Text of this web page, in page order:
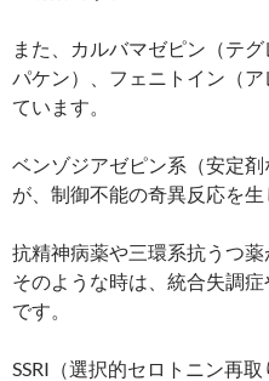
また、カルバマゼピン（テ
パケン）、フェニトイン（
ています。
ベンゾジアゼピン系（安定
が、制御不能の奇異反応を生
抗精神病薬や三環系抗うつ薬
そのような時は、統合失調
です。
SSRI（選択的セロトニン再